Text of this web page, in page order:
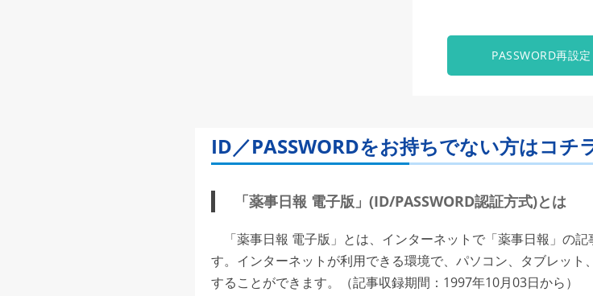
PASSWORD再設定
ID／PASSWORDをお持ちでない方はコチ
「薬事日報 電子版」(ID/PASSWORD認証方式)とは
「薬事日報 電子版」とは、インターネットで「薬事日報」の
す。インターネットが利用できる環境で、パソコン、タブレッ
することができます。（記事収録期間：1997年10月03日から）